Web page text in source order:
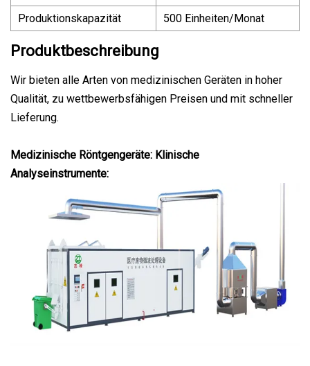
Produktionskapazität
500 Einheiten/Monat
Produktbeschreibung
Wir bieten alle Arten von medizinischen Geräten in hoher
Qualität, zu wettbewerbsfähigen Preisen und mit schneller
Lieferung.
Medizinische Röntgengeräte: Klinische
Analyseinstrumente: